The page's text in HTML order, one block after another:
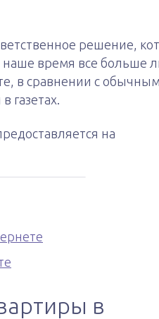
решение,
наше время все больше
в сравнении с
газетах.
на
в